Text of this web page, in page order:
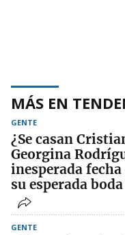
MÁS EN
GENTE
¿Se casan
Georgina
inesperada
su esperada
GENTE